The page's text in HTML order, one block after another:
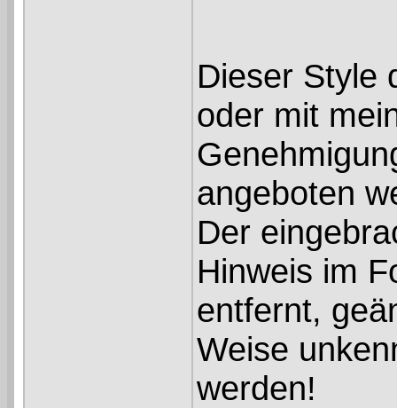
Dieser Style
oder mit
angeboten
Der
Hinweis im
entfernt,
Weise
werden!